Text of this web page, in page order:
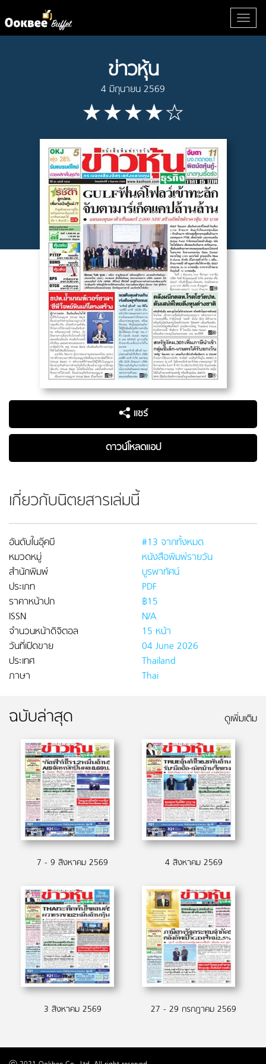
ข่าวหุ้น
4 มิถุนายน 2569
แชร์
ดาวน์โหลดแอป
เกี่ยวกับนิตยสารเล่มนี้
อันดับในอุ๊คบี
#13 จากทั้งหมด
หมวดหมู่
หนังสือพิมพ์รายวัน
สำนักพิมพ์
บูรพาทัศน์
ประเภท
PDF
ราคาหน้าปก
฿15
ISSN
N/A
จำนวนหน้าดิจิตอล
15 หน้า
วันที่เปิดขาย
04 June 2026
ประเทศ
Thailand
ภาษา
Thai
ฉบับล่าสุด ดูเพิ่มเติม
7 - 9 สิงหาคม 2569 4 สิงหาคม 2569
3 สิงหาคม 2569 27 - 29 กรกฎาคม 2569